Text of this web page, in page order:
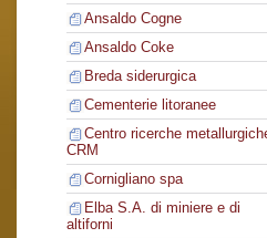
Ansaldo Cogne
Ansaldo Coke
Breda siderurgica
Cementerie litoranee
Centro ricerche
CRM
Cornigliano spa
Elba S.A. di miniere e di
altiforni